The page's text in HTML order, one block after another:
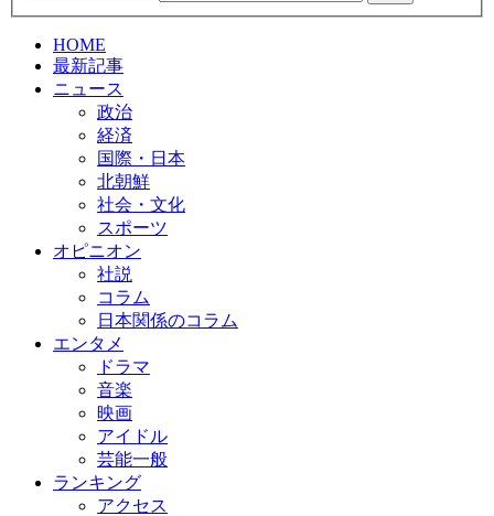
HOME
最新記事
ニュース
政治
経済
国際・日本
北朝鮮
社会・文化
スポーツ
オピニオン
社説
コラム
日本関係のコラム
エンタメ
ドラマ
音楽
映画
アイドル
芸能一般
ランキング
アクセス